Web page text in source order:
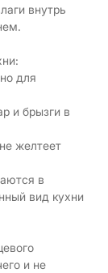
внутрь
для
и брызги в
желтеет
в
вид кухни
и не